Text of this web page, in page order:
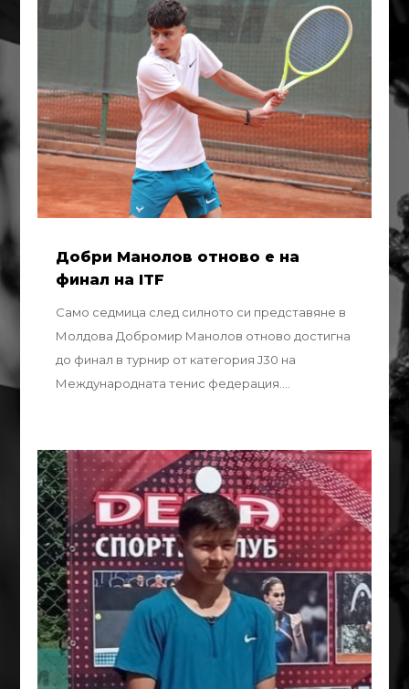
Добри Манолов отново е на
финал на ITF
Само седмица след силното си представяне в
Молдова Добромир Манолов отново достигна
до финал в турнир от категория J30 на
Международната тенис федерация....